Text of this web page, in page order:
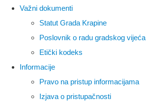
Važni dokumenti
Statut Grada Krapine
Poslovnik o radu gradskog vijeća
Etički kodeks
Informacije
Pravo na pristup informacijama
Izjava o pristupačnosti